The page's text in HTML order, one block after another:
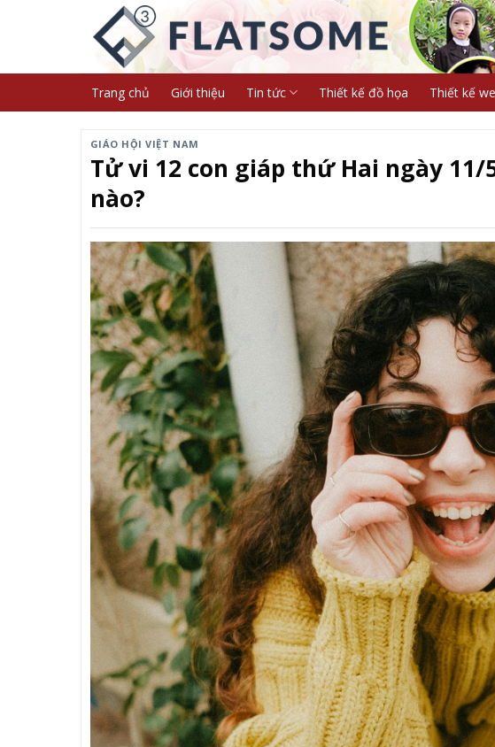
Trang chủ Giới thiệu Tin tức Thiết kế đồ họa Thiết kế
GIÁO HỘI VIỆT NAM
Tử vi 12 con giáp thứ Hai ngày
nào?